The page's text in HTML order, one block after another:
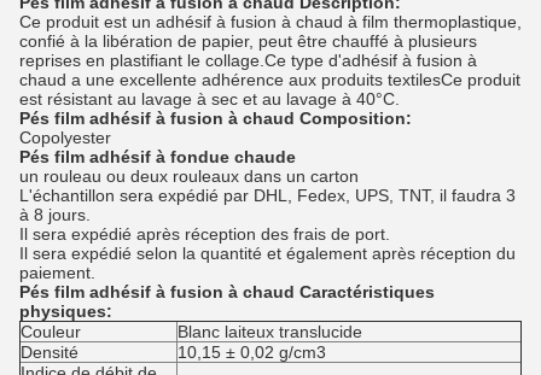
Ce produit est un adhésif à fusion à chaud à film thermoplastique,
confié à la libération de papier, peut être chauffé à plusieurs
reprises en plastifiant le collage.Ce type d'adhésif à fusion à
chaud a une excellente adhérence aux produits textilesCe produit
est résistant au lavage à sec et au lavage à 40°C.
Pés film adhésif à fusion à chaud Composition:
Copolyester
Pés film adhésif à fondue chaude
un rouleau ou deux rouleaux dans un carton
L'échantillon sera expédié par DHL, Fedex, UPS, TNT, il faudra 3
à 8 jours.
Il sera expédié après réception des frais de port.
Il sera expédié selon la quantité et également après réception du
paiement.
Pés film adhésif à fusion à chaud Caractéristiques
physiques:
Couleur
Blanc laiteux translucide
Densité
10,15 ± 0,02 g/cm3